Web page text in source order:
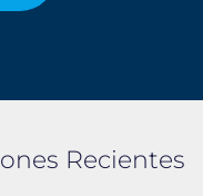
Recientes